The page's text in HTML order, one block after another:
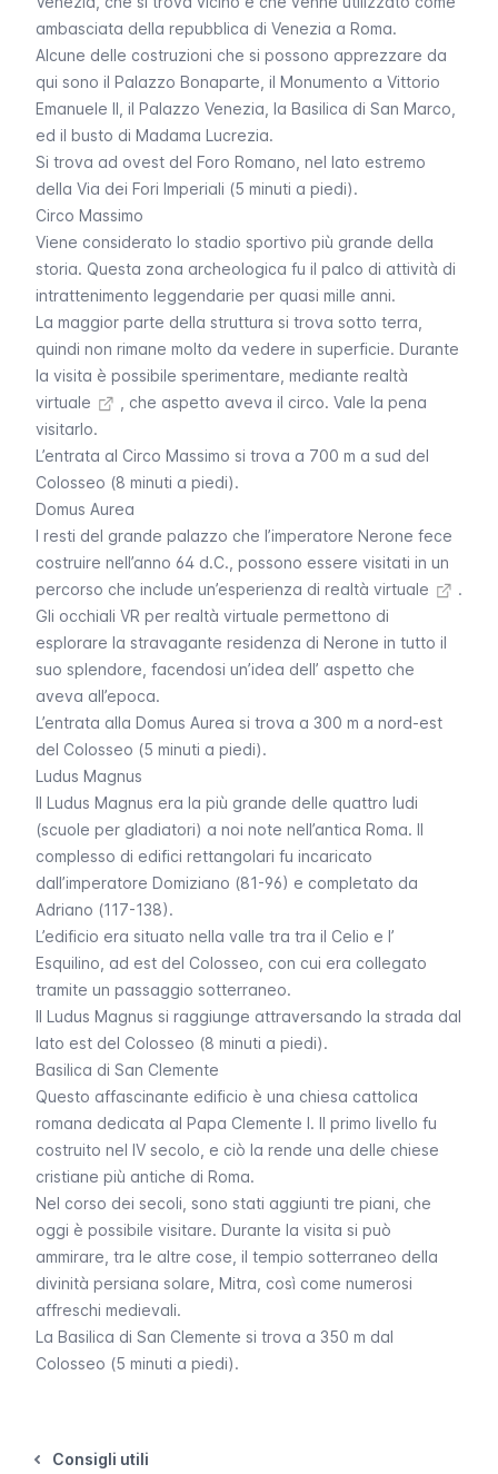
ambasciata della repubblica di Venezia a Roma.
Alcune delle costruzioni che si possono apprezzare da
qui sono il Palazzo Bonaparte, il Monumento a Vittorio
Emanuele II, il Palazzo Venezia, la Basilica di San Marco,
ed il busto di Madama Lucrezia.
Si trova ad ovest del Foro Romano, nel lato estremo
della Via dei Fori Imperiali (5 minuti a piedi).
Circo Massimo
Viene considerato lo stadio sportivo più grande della
storia. Questa zona archeologica fu il palco di attività di
intrattenimento leggendarie per quasi mille anni.
La maggior parte della struttura si trova sotto terra,
quindi non rimane molto da vedere in superficie. Durante
la visita è possibile sperimentare, mediante realtà
virtuale
, che aspetto aveva il circo. Vale la pena
visitarlo.
L’entrata al Circo Massimo si trova a 700 m a sud del
Colosseo (8 minuti a piedi).
Domus Aurea
I resti del grande palazzo che l’imperatore Nerone fece
costruire nell’anno 64 d.C., possono essere visitati in un
percorso che include un’esperienza di realtà virtuale
.
Gli occhiali VR per realtà virtuale permettono di
esplorare la stravagante residenza di Nerone in tutto il
suo splendore, facendosi un’idea dell’ aspetto che
aveva all’epoca.
L’entrata alla Domus Aurea si trova a 300 m a nord-est
del Colosseo (5 minuti a piedi).
Ludus Magnus
Il Ludus Magnus era la più grande delle quattro ludi
(scuole per gladiatori) a noi note nell’antica Roma. Il
complesso di edifici rettangolari fu incaricato
dall’imperatore Domiziano (81-96) e completato da
Adriano (117-138).
L’edificio era situato nella valle tra tra il Celio e l’
Esquilino, ad est del Colosseo, con cui era collegato
tramite un passaggio sotterraneo.
Il Ludus Magnus si raggiunge attraversando la strada dal
lato est del Colosseo (8 minuti a piedi).
Basilica di San Clemente
Questo affascinante edificio è una chiesa cattolica
romana dedicata al Papa Clemente I. Il primo livello fu
costruito nel IV secolo, e ciò la rende una delle chiese
cristiane più antiche di Roma.
Nel corso dei secoli, sono stati aggiunti tre piani, che
oggi è possibile visitare. Durante la visita si può
ammirare, tra le altre cose, il tempio sotterraneo della
divinità persiana solare, Mitra, così come numerosi
affreschi medievali.
La Basilica di San Clemente si trova a 350 m dal
Colosseo (5 minuti a piedi).
Consigli utili